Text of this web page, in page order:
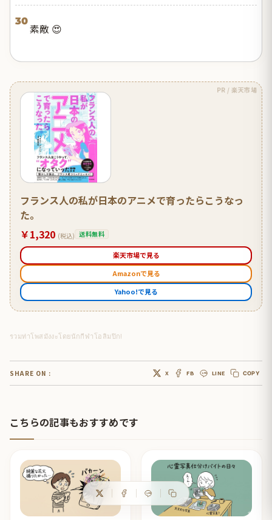
30
素敵 😍
PR / 楽天市場
フランス人の私が日本のアニメで育ったらこうなっ
た。
￥1,320 (税込) 送料無料
楽天市場で見る
Amazonで見る
Yahoo!で見る
รวมท่าโพสมังงะโดยนักกีฬาโอลิมปิก!
SHARE ON : X FB LINE COPY
こちらの記事もおすすめです